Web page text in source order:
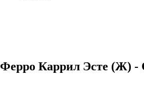
Ферро Каррил Эсте (Ж) -